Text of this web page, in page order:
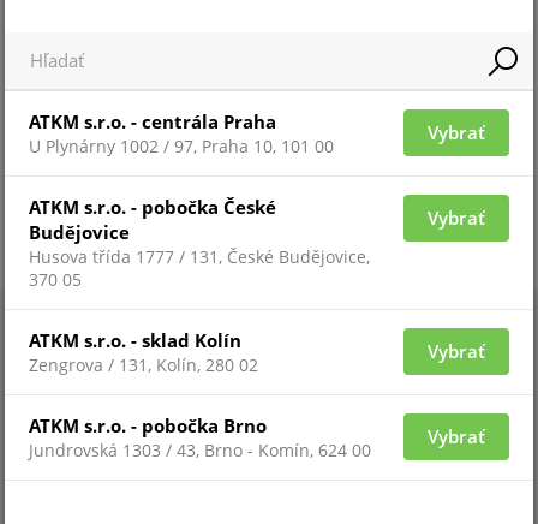
ATKM s.r.o. - centrála Praha
U Plynárny 1002 / 97, Praha 10, 101 00
Vybrať
ATKM s.r.o. - pobočka České
Budějovice
Husova třída 1777 / 131, České Budějovice,
370 05
Vybrať
ATKM s.r.o. - sklad Kolín
Zengrova / 131, Kolín, 280 02
Vybrať
ATKM s.r.o. - pobočka Brno
Jundrovská 1303 / 43, Brno - Komín, 624 00
Vybrať